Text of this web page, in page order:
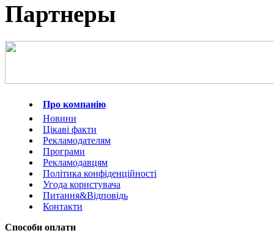
Партнеры
Про компанію
Новини
Цікаві факти
Рекламодателям
Програми
Рекламодавцям
Політика конфіденційності
Угода користувача
Питання&Відповідь
Контакти
Способи оплати